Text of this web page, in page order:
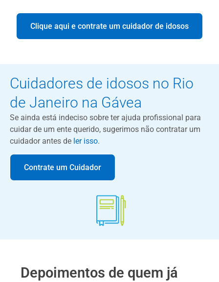
Clique aqui e contrate um cuidador de idosos
Cuidadores de idosos no Rio
de Janeiro na Gávea
Se ainda está indeciso sobre ter ajuda profissional para
cuidar de um ente querido, sugerimos não contratar um
cuidador antes de ler isso.
Contrate um Cuidador
Depoimentos de quem já